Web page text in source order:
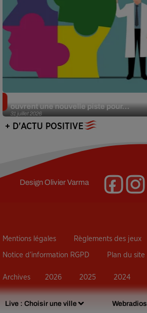
Live : Choisir une ville Webradios
31 juillet 2026
ouvrent une nouvelle piste pour...
+ D'ACTU POSITIVE
DesignOlivier Varma
Mentions légales Règlements des jeux
Notice d’information RGPD Plan du site
Archives 2026 2025 2024